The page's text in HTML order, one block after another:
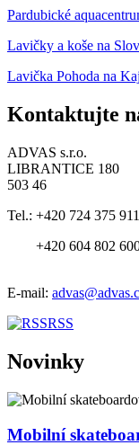
Pardubické
Lavičky a koše na
Lavička Pohoda na
Kontaktujte
ADVAS s.r.o.
LIBRANTICE 180
503 46
Tel.: +420 724 375 911
+420 604 802
E-mail:
RSS
Novinky
Mobilní